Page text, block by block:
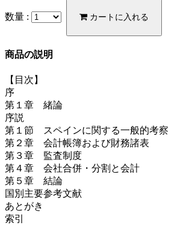
数量 : カートに入れる
商品の説明
【目次】
序
第１章 緒論
序説
第１節 スペインに関する一般的考察
第２章 会計帳簿および財務諸表
第３章 監査制度
第４章 会社合併・分割と会計
第５章 結論
国別主要参考文献
あとがき
索引